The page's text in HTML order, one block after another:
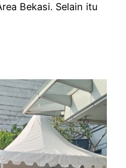
Bekasi. Selain itu